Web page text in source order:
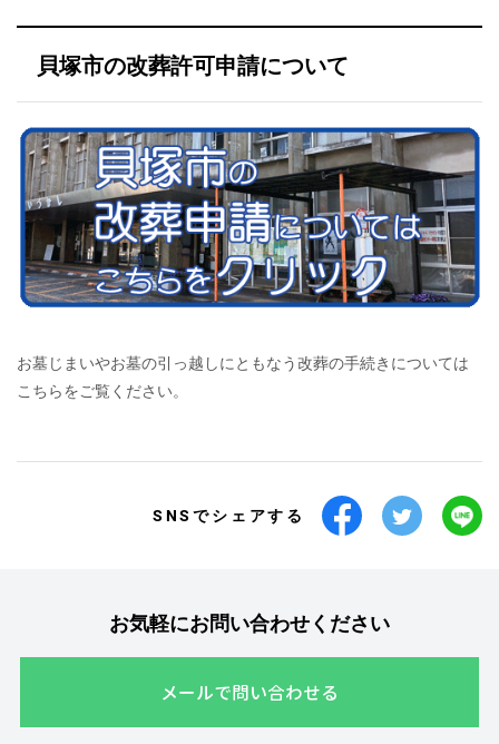
貝塚市の改葬許可申請について
お墓じまいやお墓の引っ越しにともなう改葬の手続きについては
こちらをご覧ください。
SNSでシェアする
お気軽にお問い合わせください
メールで問い合わせる